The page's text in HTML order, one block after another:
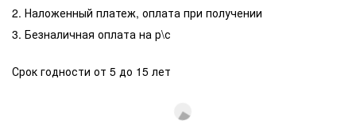
2. Наложенный платеж, оплата при получении
3. Безналичная оплата на р\с
Срок годности от 5 до 15 лет